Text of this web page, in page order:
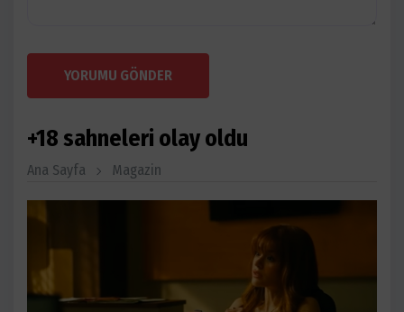
YORUMU GÖNDER
+18 sahneleri olay oldu
Ana Sayfa Magazin